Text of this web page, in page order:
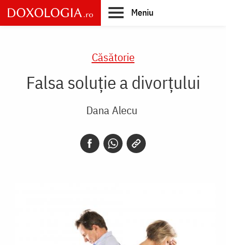
Skip
to
main
Meniu
Căsătorie
Falsa soluție a divorțului
Dana Alecu